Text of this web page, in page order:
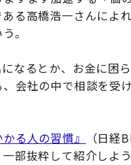
る高橋浩一さんによ
。
になるとか、お金に
会社の中で相談を受
る人の習慣』
（日
部抜粋して紹介しよう